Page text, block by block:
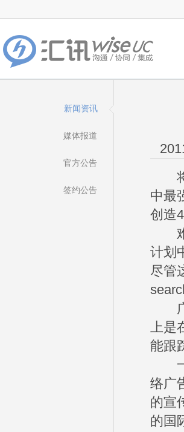
新闻资讯
媒体报道
官方公告
签约公告
将
中最
创造
难
计划
尽管
广
上是
能跟
一
络广
的宣
的国